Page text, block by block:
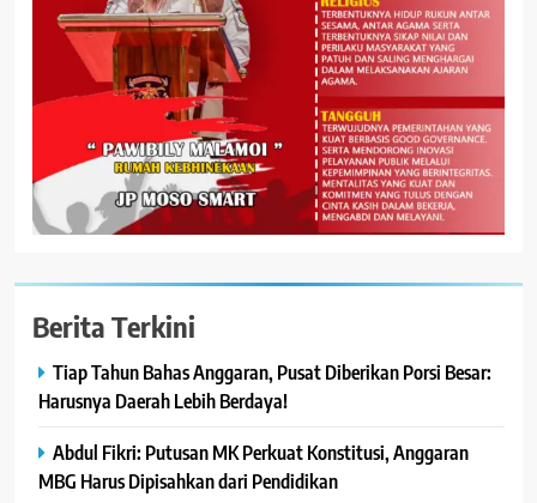
Berita Terkini
Tiap Tahun Bahas Anggaran, Pusat Diberikan Porsi Besar:
Harusnya Daerah Lebih Berdaya!
Abdul Fikri: Putusan MK Perkuat Konstitusi, Anggaran
MBG Harus Dipisahkan dari Pendidikan